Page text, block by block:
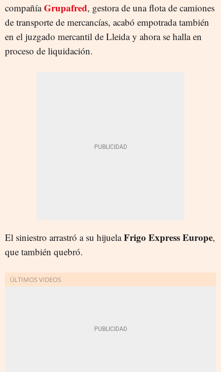
compañíaGrupafred, gestora de una flota de camiones
de transporte de mercancías, acabó empotrada también
en el juzgado mercantil de Lleida y ahora se halla en
proceso de liquidación.
El siniestro arrastró a su hijuelaFrigo Express Europe,
que también quebró.